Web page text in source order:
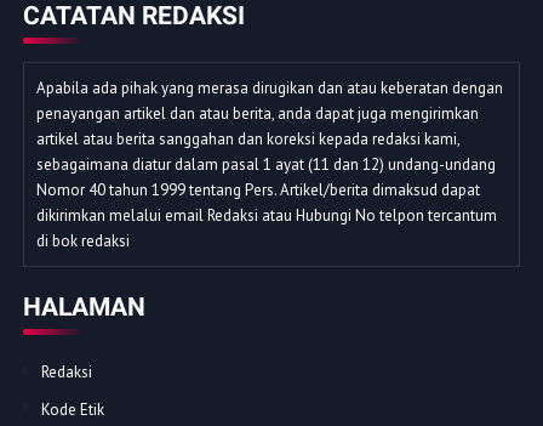
CATATAN REDAKSI
Apabila ada pihak yang merasa dirugikan dan atau keberatan dengan
penayangan artikel dan atau berita, anda dapat juga mengirimkan
artikel atau berita sanggahan dan koreksi kepada redaksi kami,
sebagaimana diatur dalam pasal 1 ayat (11 dan 12) undang-undang
Nomor 40 tahun 1999 tentang Pers. Artikel/berita dimaksud dapat
dikirimkan melalui email Redaksi atau Hubungi No telpon tercantum
di bok redaksi
HALAMAN
Redaksi
Kode Etik